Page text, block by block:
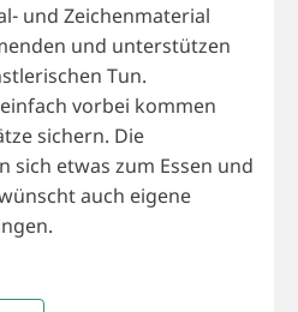
und Zeichenmaterial
und unterstützen
Tun.
vorbei kommen
sichern. Die
sich etwas zum Essen und
auch eigene